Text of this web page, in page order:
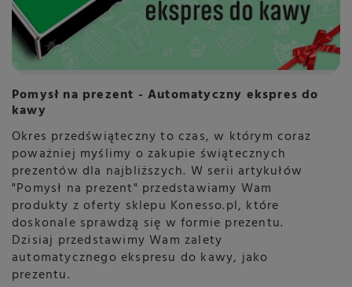
Pomysł na prezent - Automatyczny ekspres do
kawy
Okres przedświąteczny to czas, w którym coraz
poważniej myślimy o zakupie świątecznych
prezentów dla najbliższych. W serii artykułów
"Pomysł na prezent" przedstawiamy Wam
produkty z oferty sklepu Konesso.pl, które
doskonale sprawdzą się w formie prezentu.
Dzisiaj przedstawimy Wam zalety
automatycznego ekspresu do kawy, jako
prezentu.